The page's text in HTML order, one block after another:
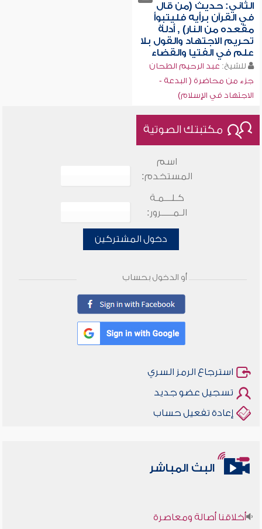
الثاني: حديث (من قال
في القرآن برأيه فليتبوأ
مقعده من النار) , أدلة
تحريم الاجتهاد والقول بلا
علم في الفتيا والقضاء
للشيخ: عبد الرحيم الطحان
جزء من محاضرة ( البدعة -
الاجتهاد في الإسلام)
مكتبتك الصوتية
اسم
المستخدم:
كـلـــمـة
الـمـــــرور:
دخول المشتركين
أو الدخول بحساب
استرجاع الرمز السري
تسجيل عضو جديد
إعادة تفعيل حساب
البث المباشر
أخلاقنا أصالة ومعاصرة